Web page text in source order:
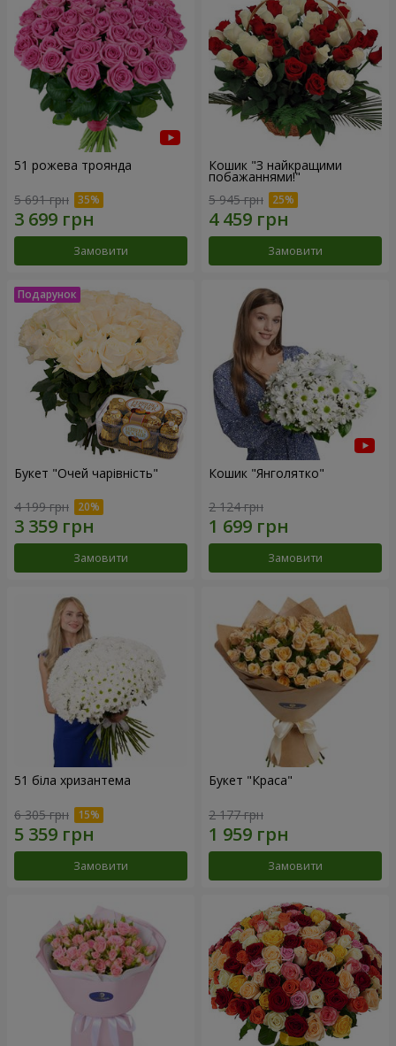
51 рожева троянда
5 691 грн
Замовити
Кошик "З найкращими
побажаннями!"
5 945 грн
Замовити
Букет "Очей чарівність"
4 199 грн
Замовити
Кошик "Янголятко"
2 124 грн
Замовити
51 біла хризантема
6 305 грн
Замовити
Букет "Краса"
2 177 грн
Замовити